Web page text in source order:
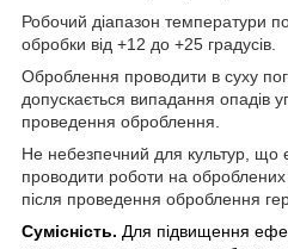
Робочий діапазон температури
обробки від +12 до +25 градусів.
Оброблення проводити в суху
допускається випадання опадів
проведення оброблення.
Не небезпечний для культур, що
проводити роботи на оброблених
після проведення оброблення
Сумісність. Для підвищення